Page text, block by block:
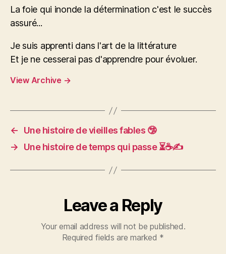
La foie qui inonde la détermination c'est le succès
assuré...
Je suis apprenti dans l'art de la littérature
Et je ne cesserai pas d'apprendre pour évoluer.
View Archive →
←
Une histoire de vieilles fables 🤥
→
Une histoire de temps qui passe ⏳☕️✍️
Leave a Reply
Your email address will not be published.
Required fields are marked *